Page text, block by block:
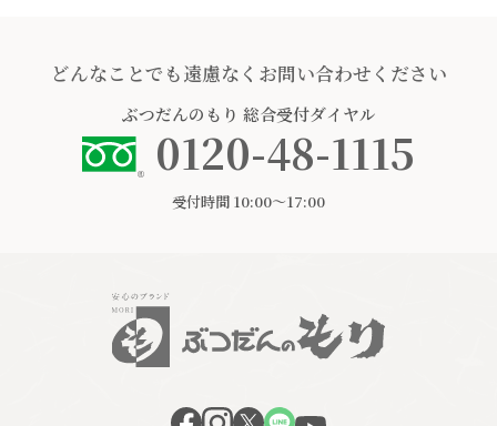
どんなことでも遠慮なくお問い合わせください
ぶつだんのもり 総合受付ダイヤル
0120-48-1115
受付時間 10:00〜17:00